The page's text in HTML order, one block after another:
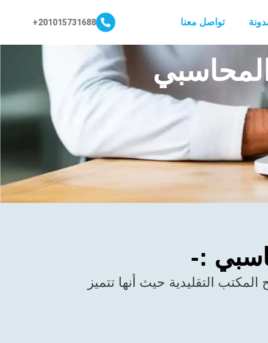
تواصل معنا 201015731688+
:-
التقليدية حيث أنها تتميز